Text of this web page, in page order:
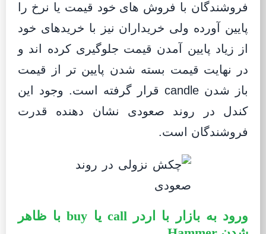
فروشندگان با فروش های خود قیمت یا نرخ را
پایین آورده ولی خریداران نیز با خریدهای خود
از زیاد پایین آمدن قیمت جلوگیری کرده اند و
در نهایت قیمت بسته شدن پایین تر از قیمت
باز شدن candle قرار گرفته است. وجود این
کندل در روند صعودی نشان دهنده قدرت
فروشندگان است.
ورود به بازار با اردر call یا buy با ظاهر